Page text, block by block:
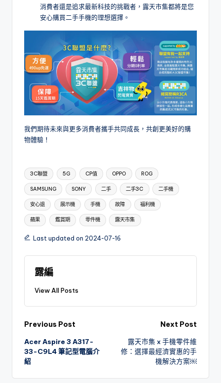
消費者還是追求最新科技的挑戰者，露天市集都將是您
安心購買二手手機的理想選擇。
我們期待未來與更多消費者攜手共同成長，共創更美好的購
物體驗！
Tags:
3C聯盟 5G CP值 OPPO ROG
SAMSUNG SONY 二手 二手3C 二手機
安心退 展示機 手機 故障 福利機
蘋果 鑑賞期 零件機 露天市集
Last updated on 2024-07-16
露編
View All Posts
Post
navigation
Previous Post
Acer Aspire 3 A317-
33-C9L4筆記型電腦介
紹
Next Post
露天市集 x 手機零件維
修：選擇最經濟實惠的手
機解決方案￼